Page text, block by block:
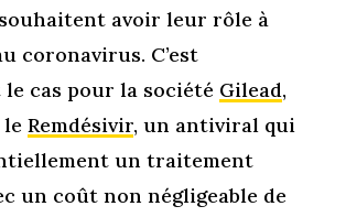
avoir leur rôle à
coronavirus. C’est
cas pour la société Gilead,
leRemdésivir, un antiviral qui
un traitement
un coût non négligeable de